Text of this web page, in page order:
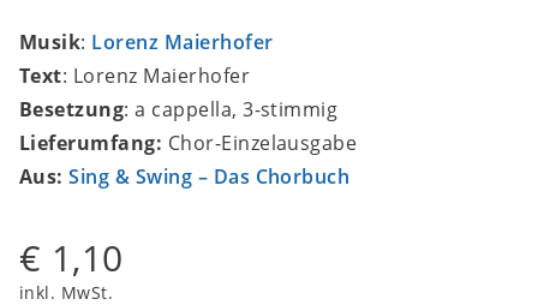
Musik: Lorenz Maierhofer
Text: Lorenz Maierhofer
Besetzung: a cappella, 3-stimmig
Lieferumfang: Chor-Einzelausgabe
Aus:Sing & Swing – Das Chorbuch
€ 1,10
inkl. MwSt.